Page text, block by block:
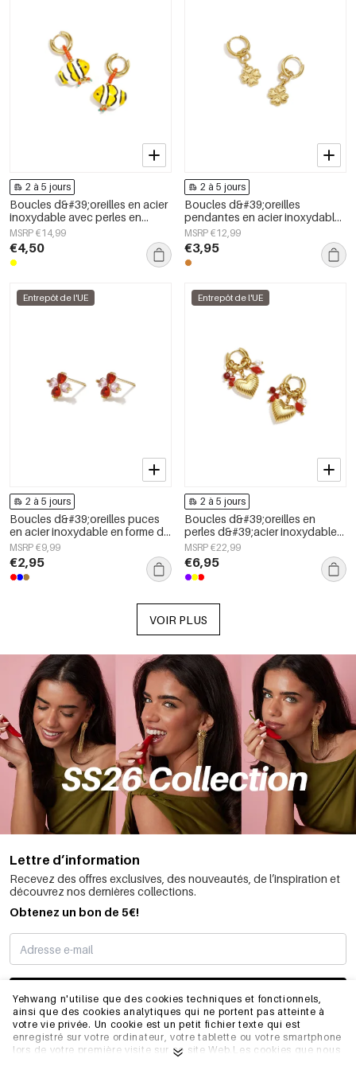
Yehwang n'utilise que des cookies techniques et fonctionnels,
ainsi que des cookies analytiques qui ne portent pas atteinte à
votre vie privée. Un cookie est un petit fichier texte qui est
enregistré sur votre ordinateur, votre tablette ou votre smartphone
lors de votre première visite sur ce site Web.Les cookies que nous
2 à 5 jours
Boucles d&#39;oreilles en acier
inoxydable avec perles en
forme de poisson, collection
simple et mignonne pour tous
les jours, bijoux pour femmes
MSRP €14,99
€4,50
2 à 5 jours
Boucles d&#39;oreilles
pendantes en acier inoxydable,
motif trèfle, collection Daily
Simple, bijoux pour femmes
MSRP €12,99
€3,95
Entrepôt de l'UE
2 à 5 jours
Boucles d&#39;oreilles puces
en acier inoxydable en forme de
cœur, collection Daily Simple,
bijoux pour femmes
MSRP €9,99
€2,95
Entrepôt de l'UE
2 à 5 jours
Boucles d&#39;oreilles en
perles d&#39;acier inoxydable
en forme de cœur, collection
Daily Simple, bijoux pour
femmes
MSRP €22,99
€6,95
VOIR PLUS
Lettre d’information
Recevez des offres exclusives, des nouveautés, de l’inspiration et
découvrez nos dernières collections.
Obtenez un bon de 5€!
JE M’INSCRIS
INFORMATIONS